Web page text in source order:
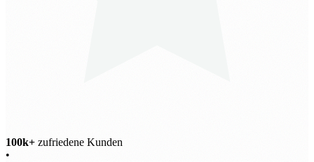
100k+ zufriedene Kunden
•